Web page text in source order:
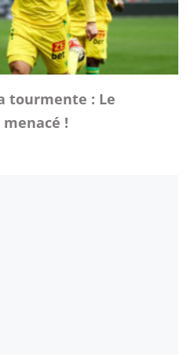
tourmente : Le
!